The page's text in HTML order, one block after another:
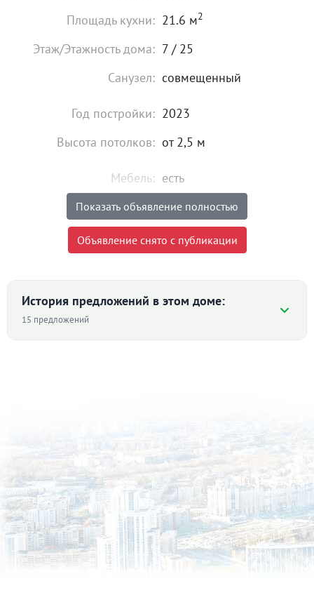
Площадь кухни: 21.6 м2
Этаж/Этажность дома: 7 / 25
Санузел: совмещенный
Год постройки: 2023
Высота потолков: от 2,5 м
Мебель: есть
Цена: 20 000₽
Объявление снято с публикации
Комиссия риэлтора: 25%
Коммунальные платежи: оплачиваются отдельно
НОВАЯ УКОМПЛЕКТОВАННАЯ СТУДИЯ В
информативное видео20000р + ком. услуги (до
2500р), залог (возвратный) 20000р, комиссия 5000р
ID объекта в нашей базе: 8283
Показать объявление полностью
Объявление снято с публикации
История предложений в этом доме:
15 предложений
II пол. 2023 I пол. 2024 II пол. 2024 I пол. 2025 II пол. 2025
785 ₽/м²
I пол. 2026
1-к квартира · 35.7 м² · 21/25 этаж
12 июля 2026